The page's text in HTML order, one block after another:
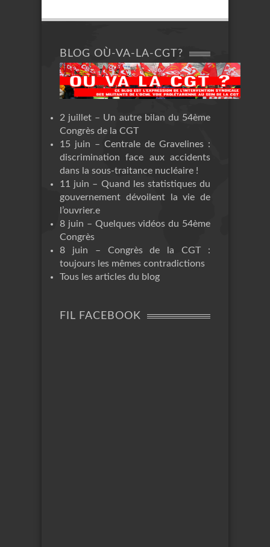
BLOG OÙ-VA-LA-CGT?
2 juillet – Un autre bilan du 54ème
Congrès de la CGT
15 juin – Centrale de Gravelines :
discrimination face aux accidents
dans la sous-traitance nucléaire !
11 juin – Quand les statistiques du
gouvernement dévoilent la vie de
l’ouvrier.e
8 juin – Quelques vidéos du 54ème
Congrès
8 juin – Congrès de la CGT :
toujours les mêmes contradictions
Tous les articles du blog
FIL FACEBOOK